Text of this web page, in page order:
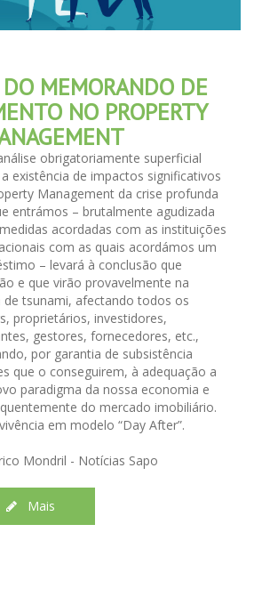
MEMORANDO DE
NO PROPERTY
obrigatoriamente superficial
existência de impactos significativos
Management da crise profunda
entrámos – brutalmente agudizada
acordadas com as instituições
com as quais acordámos um
– levará à conclusão que
e que virão provavelmente na
tsunami, afectando todos os
proprietários, investidores,
gestores, fornecedores, etc.,
por garantia de subsistência
que o conseguirem, à adequação a
paradigma da nossa economia e
do mercado imobiliário.
em modelo “Day After”.
Mondril - Notícias Sapo
Mais